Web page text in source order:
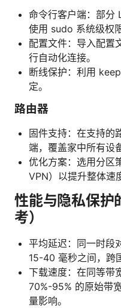
命令行客户端：部分
使用 sudo 系统级权
配置文件：导入配置
行自动化连接。
断线保护：利用
定。
路由器
固件支持：在支持的
端，覆盖家中所有设
优化方案：选用分区
VPN）以提升整体速
性能与隐私保护
考）
平均延迟：同一时段
15-40 毫秒之间，跨
下载速度：在同等带
70%-95% 的原始带
量影响。